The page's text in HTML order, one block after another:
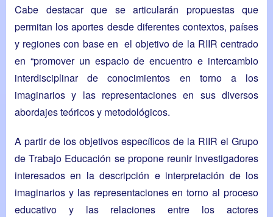
Cabe destacar que se articularán propuestas que
permitan los aportes desde diferentes contextos, países
y regiones con base en el objetivo de la RIIR centrado
en “promover un espacio de encuentro e intercambio
interdisciplinar de conocimientos en torno a los
imaginarios y las representaciones en sus diversos
abordajes teóricos y metodológicos.
A partir de los objetivos específicos de la RIIR el Grupo
de Trabajo Educación se propone reunir investigadores
interesados en la descripción e interpretación de los
imaginarios y las representaciones en torno al proceso
educativo y las relaciones entre los actores